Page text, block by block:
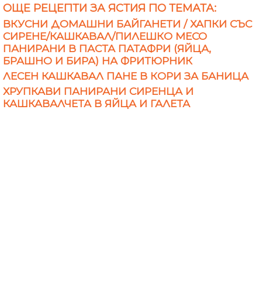
ОЩЕ РЕЦЕПТИ ЗА ЯСТИЯ ПО ТЕМАТА:
ВКУСНИ ДОМАШНИ БАЙГАНЕТИ / ХАПКИ СЪС
СИРЕНЕ/КАШКАВАЛ/ПИЛЕШКО МЕСО
ПАНИРАНИ В ПАСТА ПАТАФРИ (ЯЙЦА,
БРАШНО И БИРА) НА ФРИТЮРНИК
ЛЕСЕН КАШКАВАЛ ПАНЕ В КОРИ ЗА БАНИЦА
ХРУПКАВИ ПАНИРАНИ СИРЕНЦА И
КАШКАВАЛЧЕТА В ЯЙЦА И ГАЛЕТА